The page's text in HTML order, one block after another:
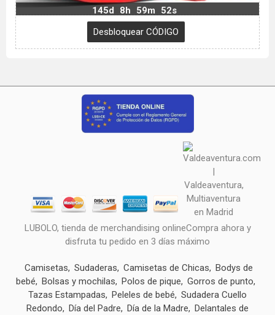
145d 8h 59m 51s
LUBOLO, tienda de merchandising onlineCompra ahora y
disfruta tu pedido en 3 días máximo
Camisetas Sudaderas Camisetas de Chicas
Bodys de
bebé
Bolsas y mochilas Polos de pique
Gorros de punto
Tazas Estampadas
Peleles de bebé
Sudadera Cuello
Redondo
Día del Padre Día de la Madre
Delantales de